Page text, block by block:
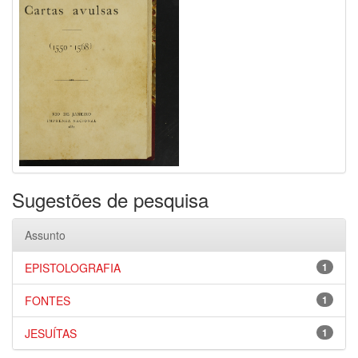
Sugestões de pesquisa
Assunto
1
EPISTOLOGRAFIA
1
FONTES
1
JESUÍTAS